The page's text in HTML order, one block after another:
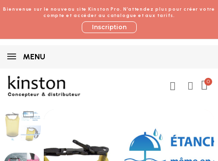
Bienvenue sur le nouveau site Kinston Pro. N’attendez plus pour créer votre
compte et accéder au catalogue et aux tarifs.
Inscription
MENU